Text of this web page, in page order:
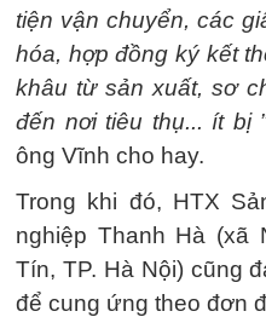
tiện vận chuyển, các
hóa, hợp đồng ký kết
khâu từ sản xuất, sơ
đến nơi tiêu thụ... ít bị
ông Vĩnh cho hay.
Trong khi đó, HTX
nghiệp Thanh Hà (xã
Tín, TP. Hà Nội) cũng
để cung ứng theo đơn